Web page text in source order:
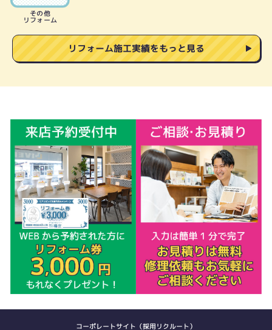
その他
リフォーム
リフォーム施工実績をもっと見る
コーポレートサイト（採用リクルート）